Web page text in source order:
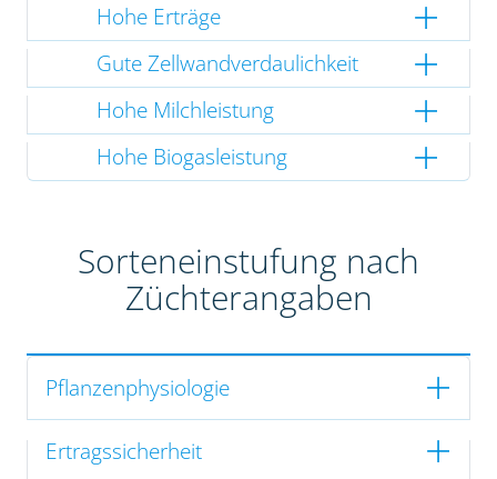
Hohe Erträge
Gute Zellwandverdaulichkeit
Hohe Milchleistung
Hohe Biogasleistung
Sorteneinstufung nach
Züchterangaben
Pflanzenphysiologie
Ertragssicherheit